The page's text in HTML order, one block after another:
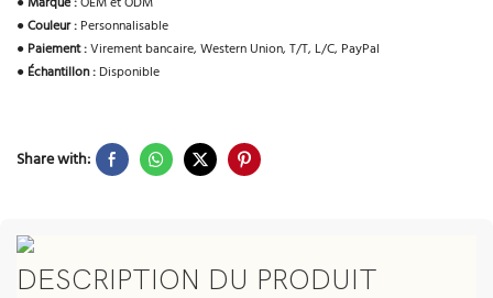
●Couleur : Personnalisable
● Paiement :Virement bancaire, Western Union, T/T, L/C, PayPal
● Échantillon : Disponible
Share with:
DESCRIPTION DU PRODUIT